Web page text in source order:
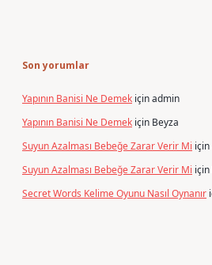
Son yorumlar
Yapının Banisi Ne Demek içinadmin
Yapının Banisi Ne Demek için Beyza
Suyun Azalması Bebeğe Zarar Verir Mi için
Suyun Azalması Bebeğe Zarar Verir Mi için
Secret Words Kelime Oyunu Nasıl Oynanır